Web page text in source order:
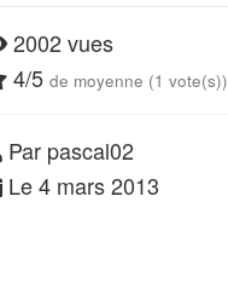
2002 vues
4/5 de moyenne (1 vote(s))
Par pascal02
Le 4 mars 2013